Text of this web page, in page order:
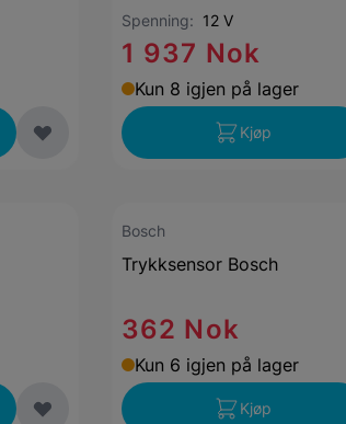
Spenning: 12 V
1 937 Nok
Kun 8 igjen på lager
Kjøp
Bosch
Trykksensor Bosch
362 Nok
Kun 6 igjen på lager
Kjøp